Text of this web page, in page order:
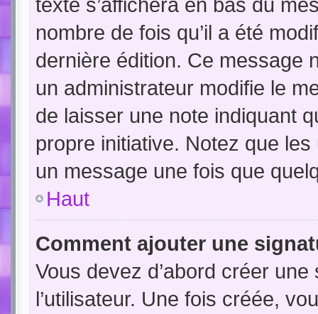
nombre de fois qu’il a été
dernière édition. Ce message
un administrateur modifie le
de laisser une note indiquant
propre initiative. Notez que
un message une fois que
Haut
Comment ajouter une
Vous devez d’abord créer
l’utilisateur. Une fois créée,